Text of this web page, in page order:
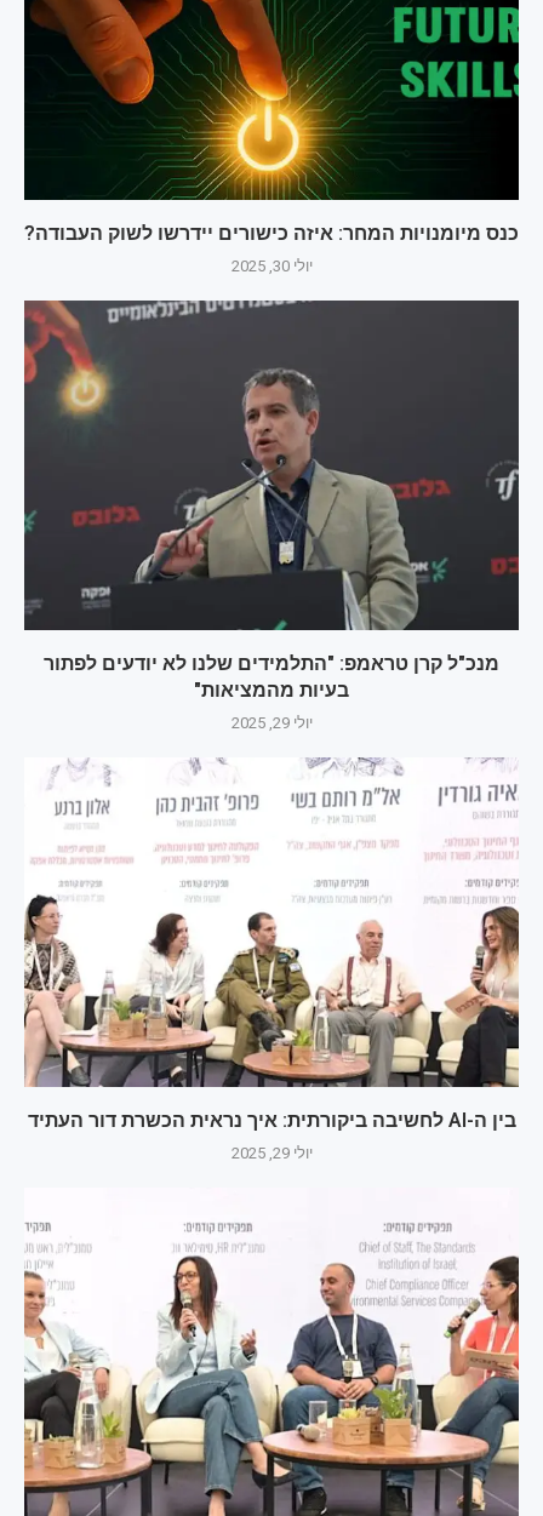
כנס מיומנויות המחר: איזה כישורים יידרשו לשוק העבודה?
יולי 30, 2025
מנכ"ל קרן טראמפ: "התלמידים שלנו לא יודעים לפתור
בעיות מהמציאות"
יולי 29, 2025
בין ה-AI לחשיבה ביקורתית: איך נראית הכשרת דור העתיד
יולי 29, 2025